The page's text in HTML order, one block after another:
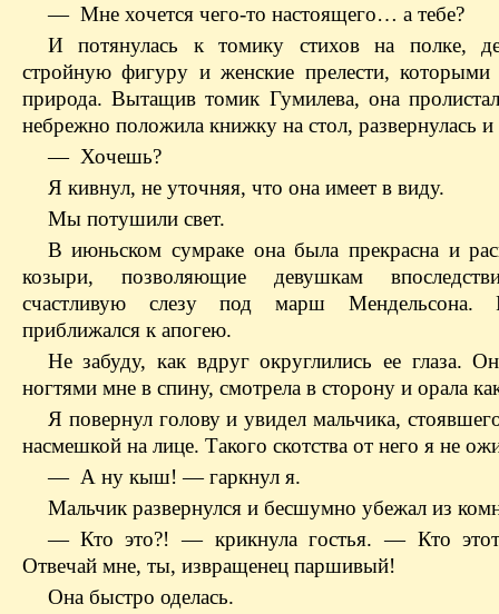
— Мне хочется чего-то настоящего… а тебе?
И потянулась к томику стихов на полке,
стройную фигуру и женские прелести, которыми
природа. Вытащив томик Гумилева, она
небрежно положила книжку на стол, развернулась и
— Хочешь?
Я кивнул, не уточняя, что она имеет в виду.
Мы потушили свет.
В июньском сумраке она была прекрасна и
козыри, позволяющие девушкам
счастливую слезу под марш Мендельсона.
приближался к апогею.
Не забуду, как вдруг округлились ее глаза.
ногтями мне в спину, смотрела в сторону и орала
Я повернул голову и увидел мальчика,
насмешкой на лице. Такого скотства от него я не
— А ну кыш! — гаркнул я.
Мальчик развернулся и бесшумно убежал из
— Кто это?! — крикнула гостья. — Кто этот
Отвечай мне, ты, извращенец паршивый!
Она быстро оделась.